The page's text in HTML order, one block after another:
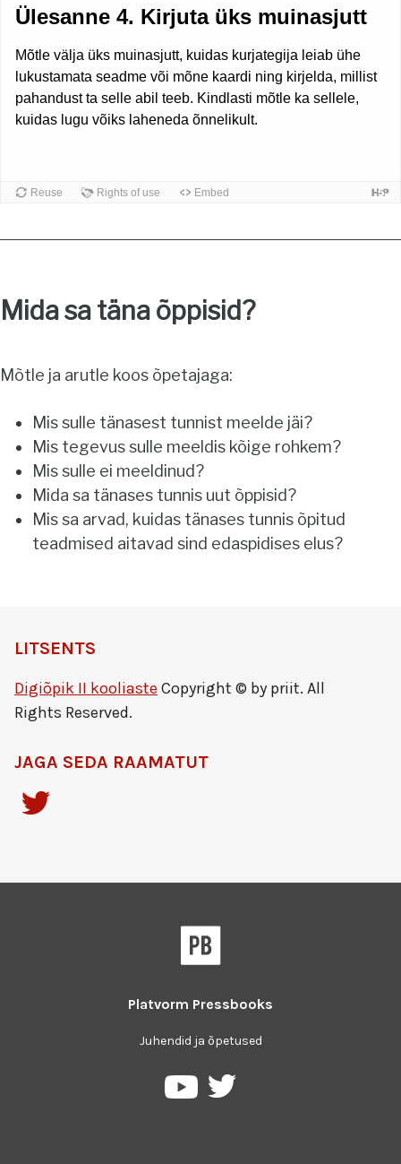
Mida sa täna õppisid?
Mõtle ja arutle koos õpetajaga:
Mis sulle tänasest tunnist meelde jäi?
Mis tegevus sulle meeldis kõige rohkem?
Mis sulle ei meeldinud?
Mida sa tänases tunnis uut õppisid?
Mis sa arvad, kuidas tänases tunnis õpitud
teadmised aitavad sind edaspidises elus?
LITSENTS
Digiõpik II kooliaste Copyright © by priit. All
Rights Reserved.
JAGA SEDA RAAMATUT
Platvorm Pressbooks
Juhendid ja õpetused
PressbooksPressbooks